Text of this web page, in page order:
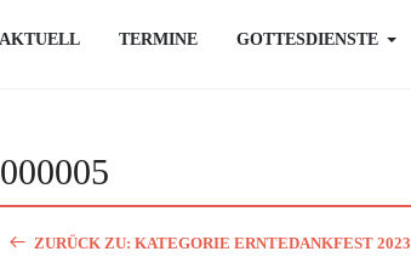
AKTUELL TERMINE GOTTESDIENSTE
ZURÜCK ZU: KATEGORIE ERNTEDANKFEST 2023